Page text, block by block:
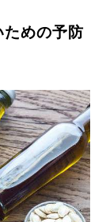
ための予防